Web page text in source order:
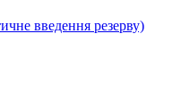
введення резерву)